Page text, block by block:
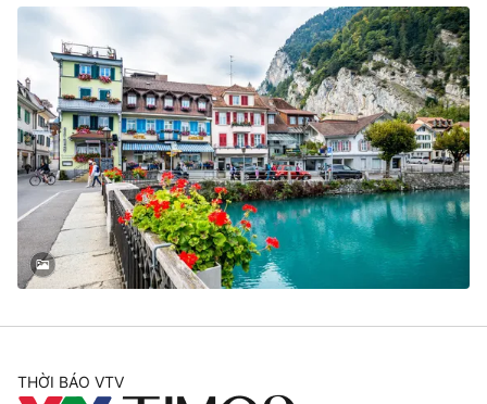
Pháp luật
Y tế
Thế giới
Tin tức
Thế giới đó đây
Câu chuyện quốc tế
Kinh tế
Tài chính
Thị trường
Góc doanh nghiệp
Dữ liệu và đời sống
Truyền hình
Phim VTV
Giải trí
THỜI BÁO VTV